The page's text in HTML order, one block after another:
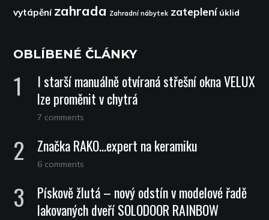
vytápění zahrada Zahradní nábytek zateplení úklid
OBLÍBENÉ ČLÁNKY
I starší manuálně otvíraná střešní okna VELUX
lze proměnit v chytrá
7 comments
Značka RAKO…expert na keramiku
6 comments
Pískově žlutá – nový odstín v modelové řadě
lakovaných dveří SOLODOOR RAINBOW